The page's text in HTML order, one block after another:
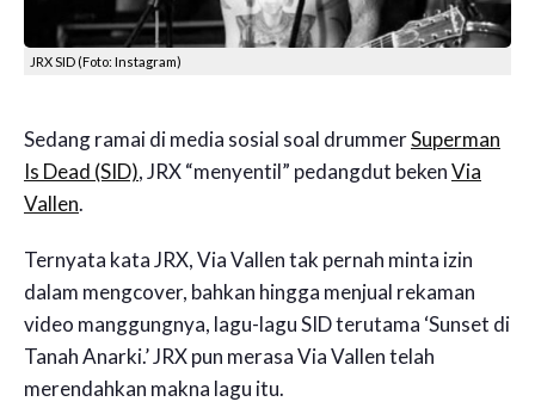
JRX SID (Foto: Instagram)
Sedang ramai di media sosial soal drummerSuperman
Is Dead (SID), JRX “menyentil” pedangdut bekenVia
Vallen.
Ternyata kata JRX, Via Vallen tak pernah minta izin
dalam mengcover, bahkan hingga menjual rekaman
video manggungnya, lagu-lagu SID terutama ‘Sunset di
Tanah Anarki.’ JRX pun merasa Via Vallen telah
merendahkan makna lagu itu.